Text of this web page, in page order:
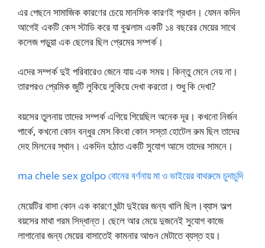
এর পেছনে সামাজিক কারণের চেয়ে মানসিক কারণই প্রধান। যেমন কদিন
আগেই একটি কেস স্টাডি করে যা বুঝলাম একটি ১৪ বছরের মেয়ের সাথে
কলেজ পড়ুয়া এক ছেলের ছিল প্রেমের সম্পর্ক।
এদের সম্পর্ক দুই পরিবারেও জেনে যায় এক সময়। কিন্তু মেনে নেয় না।
তারপরও প্রেমিক জুটি লুকিয়ে লুকিয়ে দেখা করতো। শুধু কি দেখা?
বয়সের তুলনায় তাদের সম্পর্ক এগিয়ে গিয়েছিল অনেক দূর। কখনো নির্জন
পার্কে, কখনো কোন বন্ধুর মেস কিংবা কোন সস্তা হোটেল রুম ছিল তাদের
দেহ মিলনের স্থান। একদিন হঠাত একটি সুযোগ আসে তাদের সামনে।
ma chele sex golpo বোনের বর্ণনায় মা ও ভাইয়ের বাথরুমে চুদাচুদি
মেয়েটির বাসা কোন এক কারণে ঘন্টা দুইয়ের জন্য খালি ছিল।ব্যাস অল্প
বয়সের মাথা গরম সিদ্ধান্ত। ছেলে আর মেয়ে দুজনেই সুযোগ কাজে
লাগানোর জন্য মেয়ের বাসাতেই কামনার আগুন মেটাতে ব্যস্ত হয়।